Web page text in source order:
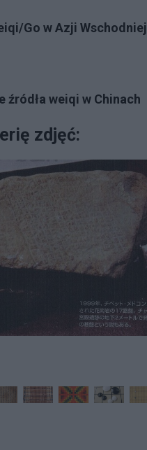
Go w Azji Wschodniej
źródła weiqi w Chinach
zdjęć: